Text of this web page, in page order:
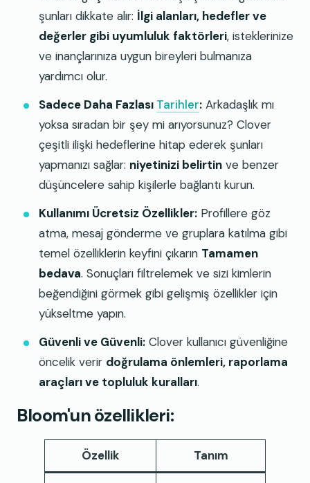
şunları dikkate alır: İlgi alanları, hedefler ve
değerler gibi uyumluluk faktörleri, isteklerinize
ve inançlarınıza uygun bireyleri bulmanıza
yardımcı olur.
Sadece Daha Fazlası Tarihler: Arkadaşlık mı
yoksa sıradan bir şey mi arıyorsunuz? Clover
çeşitli ilişki hedeflerine hitap ederek şunları
yapmanızı sağlar: niyetinizi belirtin ve benzer
düşüncelere sahip kişilerle bağlantı kurun.
Kullanımı Ücretsiz Özellikler: Profillere göz
atma, mesaj gönderme ve gruplara katılma gibi
temel özelliklerin keyfini çıkarın Tamamen
bedava. Sonuçları filtrelemek ve sizi kimlerin
beğendiğini görmek gibi gelişmiş özellikler için
yükseltme yapın.
Güvenli ve Güvenli: Clover kullanıcı güvenliğine
öncelik verir doğrulama önlemleri, raporlama
araçları ve topluluk kuralları.
Bloom'un özellikleri:
Özellik Tanım